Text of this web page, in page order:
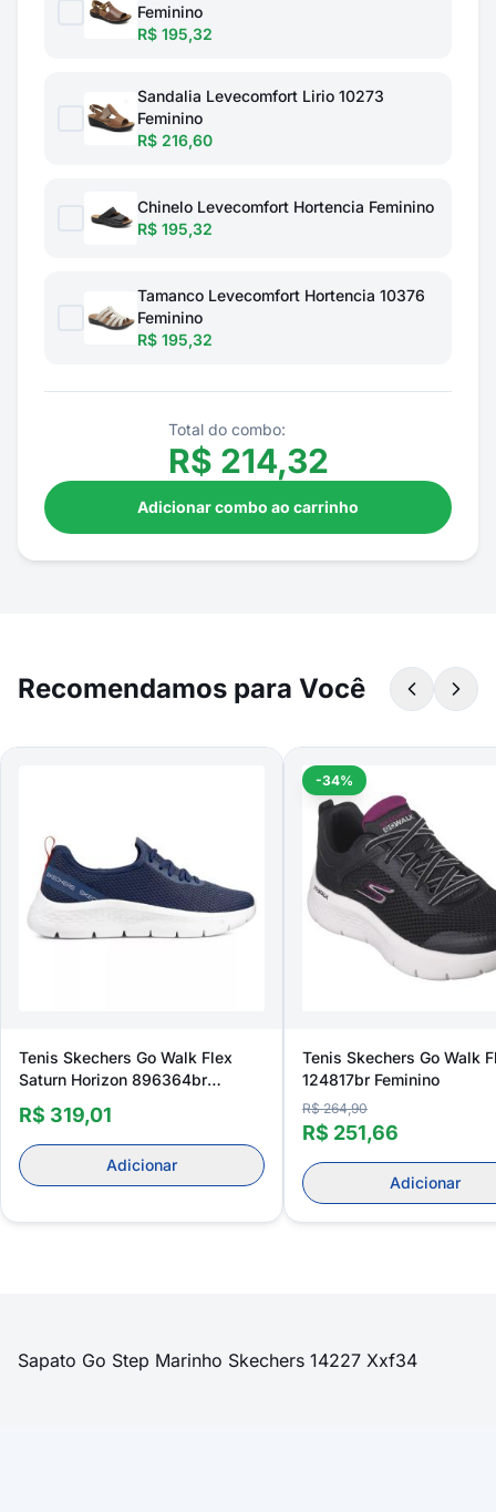
Feminino
R$ 195,32
Sandalia Levecomfort Lirio 10273
Feminino
R$ 216,60
Chinelo Levecomfort Hortencia Feminino
R$ 195,32
Tamanco Levecomfort Hortencia 10376
Feminino
R$ 195,32
Total do combo:
R$ 214,32
Adicionar combo ao carrinho
Recomendamos para Você
Tenis Skechers Go Walk Flex
Saturn Horizon 896364br
Feminino
R$ 319,01
Adicionar
-34%
Tenis Skechers Go Walk
124817br Feminino
R$ 264,90
R$ 251,66
Adicionar
Sapato Go Step Marinho Skechers 14227 Xxf34